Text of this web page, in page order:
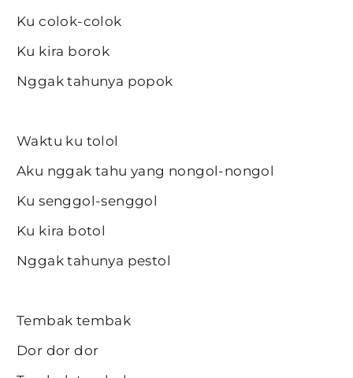
Ku colok-colok
Ku kira borok
Nggak tahunya popok
Waktu ku tolol
Aku nggak tahu yang nongol-nongol
Ku senggol-senggol
Ku kira botol
Nggak tahunya pestol
Tembak tembak
Dor dor dor